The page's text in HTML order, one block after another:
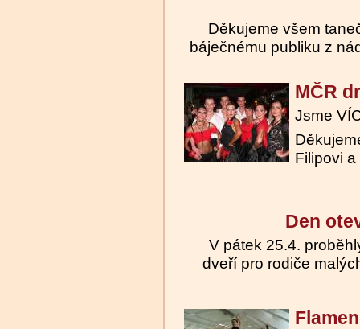
Děkujeme všem
báječnému publiku z
MČR
Jsme
Filipovi
Den
V pátek 25.4.
dveří pro rodiče